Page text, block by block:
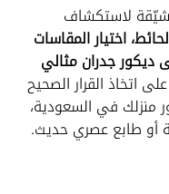
لاستكشاف
اختيار المقاسات
ديكور جدران مثالي
اتخاذ القرار الصحيح
منزلك في السعودية،
أو طابع عصري حديث.